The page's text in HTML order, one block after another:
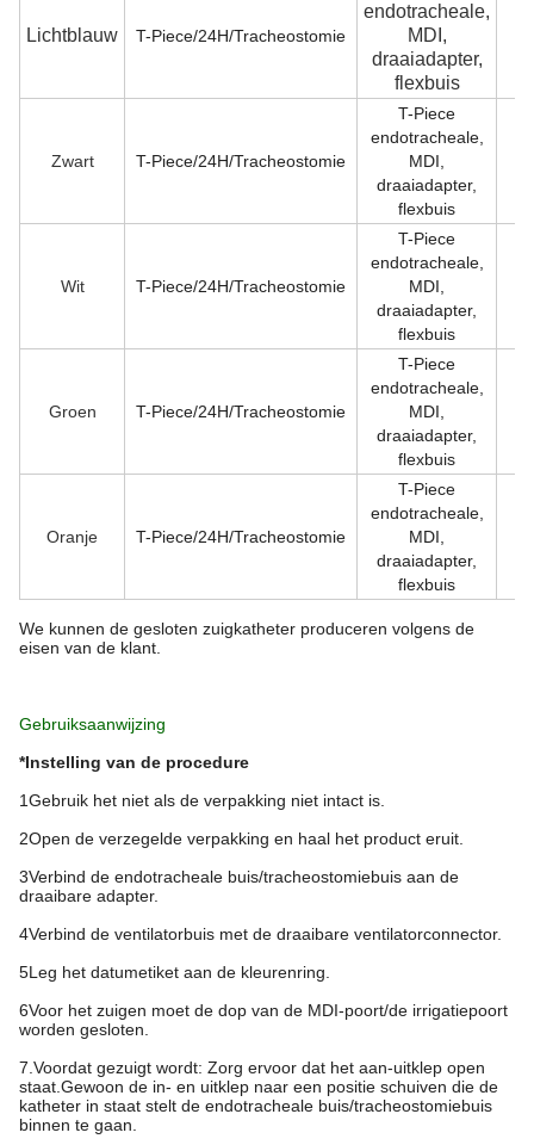
Lichtblauw T-Piece/24H/Tracheostomie
endotracheale,
MDI,
draaiadapter,
flexbuis
Zwart T-Piece/24H/Tracheostomie
T-Piece
endotracheale,
MDI,
draaiadapter,
flexbuis
Wit T-Piece/24H/Tracheostomie
T-Piece
endotracheale,
MDI,
draaiadapter,
flexbuis
Groen T-Piece/24H/Tracheostomie
T-Piece
endotracheale,
MDI,
draaiadapter,
flexbuis
Oranje T-Piece/24H/Tracheostomie
T-Piece
endotracheale,
MDI,
draaiadapter,
flexbuis
We kunnen de gesloten zuigkatheter produceren volgens de
eisen van de klant.
Gebruiksaanwijzing
*Instelling van de procedure
1Gebruik het niet als de verpakking niet intact is.
2Open de verzegelde verpakking en haal het product eruit.
3Verbind de endotracheale buis/tracheostomiebuis aan de
draaibare adapter.
4Verbind de ventilatorbuis met de draaibare ventilatorconnector.
5Leg het datumetiket aan de kleurenring.
6Voor het zuigen moet de dop van de MDI-poort/de irrigatiepoort
worden gesloten.
7.Voordat gezuigt wordt: Zorg ervoor dat het aan-uitklep open
staat.Gewoon de in- en uitklep naar een positie schuiven die de
katheter in staat stelt de endotracheale buis/tracheostomiebuis
binnen te gaan.